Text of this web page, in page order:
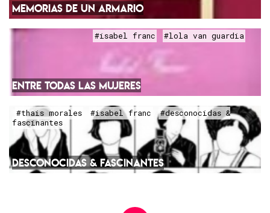
MEMORIAS DE UN ARMARIO
#isabel franc #lola van guardia
ENTRE TODAS LAS MUJERES
#thais morales #isabel franc
#desconocidas &
fascinantes
DESCONOCIDAS & FASCINANTES